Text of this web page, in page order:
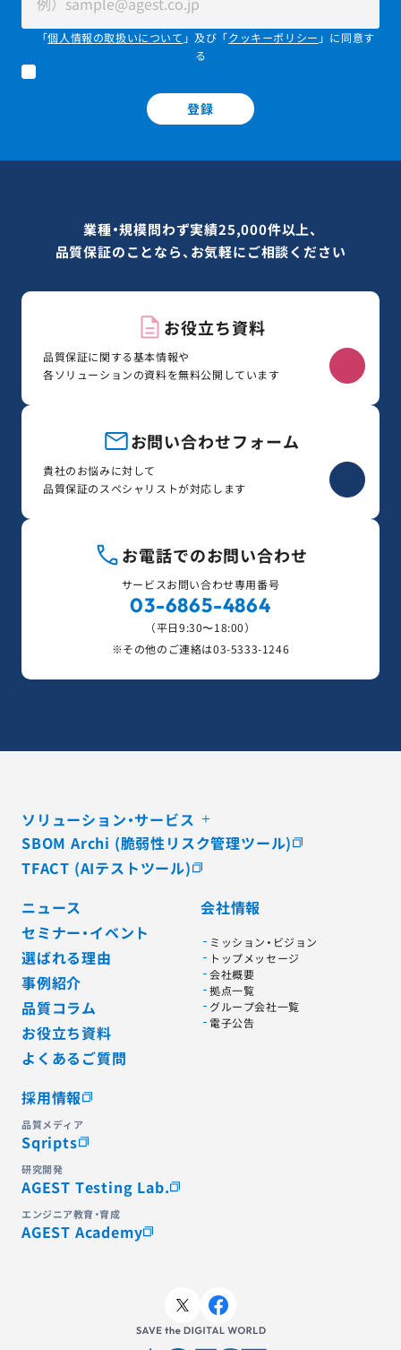
「個人情報の取扱いについて 」及び「クッキーポリシー 」に同意す
る
登録
業種・規模問わず実績25,000件以上、
品質保証のことなら、お気軽にご相談ください
お役立ち資料
品質保証に関する基本情報や
各ソリューションの資料を無料公開しています
お問い合わせフォーム
貴社のお悩みに対して
品質保証のスペシャリストが対応します
お電話でのお問い合わせ
サービスお問い合わせ専用番号
03-6865-4864
（平日9:30〜18:00）
※その他のご連絡は03-5333-1246
ソリューション・サービス
SBOM Archi (脆弱性リスク管理ツール)
TFACT (AIテストツール)
ニュース
セミナー・イベント
選ばれる理由
事例紹介
品質コラム
お役立ち資料
よくあるご質問
会社情報
ミッション・ビジョン
トップメッセージ
会社概要
拠点一覧
グループ会社一覧
電子公告
採用情報
品質メディア
Sqripts
研究開発
AGEST Testing Lab.
エンジニア教育・育成
AGEST Academy